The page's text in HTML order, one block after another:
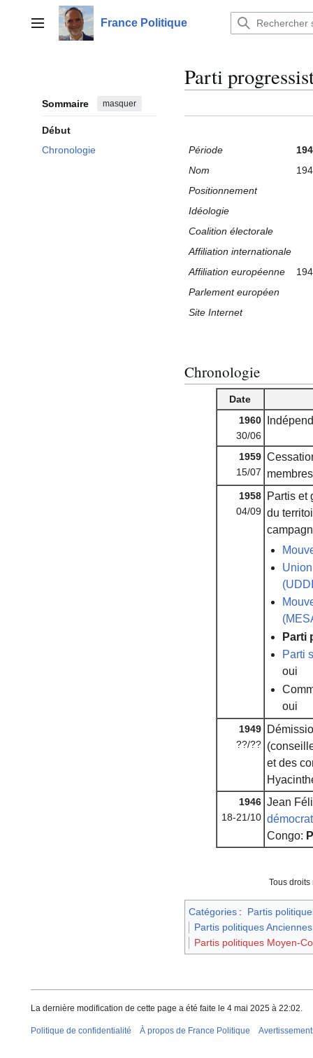
contenuMenu principalFrance Politique
Sommaire masquer
Début
Chronologie
Parti
Période
Nom
Positionnement
Idéologie
Coalition électorale
Affiliation internationale
Affiliation européenne
Parlement européen
Site Internet
Chronologie
Date
1960
30/06
1959
15/07
1958
04/09
Partis et
du
Parti
Parti
oui
oui
1949
??/??
et des
1946
18-21/10
Jean
Congo:
Tous
Catégories :
Partis
Partis politiques
Partis politiques Moyen-
La dernière modification de cette page a été faite le 4 mai 2025 à 22:02.
Politique de confidentialité À propos de France Politique